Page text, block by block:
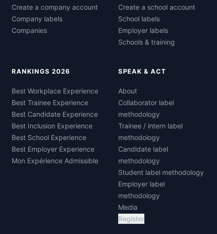
Create a company account
Company labels
Companies
Create a school account
School labels
Employer labels
Schools & training
RANKINGS 2026
Best Workplace Experience
Best Trainee Experience
Best Candidate Experience
Best Inclusion Experience
Best School Experience
Best Employer Experience
Mon Expérience Admissible
SPEAK & ACT
About
Collaborator label
methodology
Trainee / intern label
methodology
Candidate label
methodology
Student label methodology
Employer label
methodology
Media
Register